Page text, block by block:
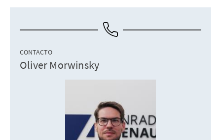
CONTACTO
Oliver Morwinsky